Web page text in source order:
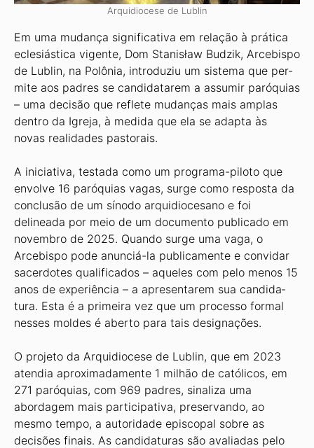
Arquidiocese de Lublin
Em uma mudança significativa em relação à prática
eclesiástica vigente, Dom Stanisław Budzik, Arcebispo
de Lublin, na Polônia, introduziu um sistema que per­
mite aos padres se candidatarem a assumir paróquias
– uma decisão que reflete mudanças mais amplas
dentro da Igreja, à medida que ela se adapta às
novas realidades pastorais.
A iniciativa, testada como um programa-piloto que
en­volve 16 paróquias vagas, surge como resposta da
conclusão de um sínodo arquidiocesano e foi
delineada por meio de um documento publicado em
novembro de 2025. Quando surge uma vaga, o
Arcebispo pode anunciá-la publicamente e convidar
sacerdotes qualificados – aqueles com pelo me­nos 15
anos de experiência – a apresentarem sua candida­
tura. Esta é a primeira vez que um processo formal
nesses moldes é aberto para tais designações.
O projeto da Arquidiocese de Lublin, que em 2023
atendia aproximadamente 1 milhão de católicos, em
271 paróquias, com 969 padres, sinaliza uma
abordagem mais participativa, preservando, ao
mesmo tempo, a autoridade episcopal sobre as
decisões finais. As candidaturas são ava­liadas pelo